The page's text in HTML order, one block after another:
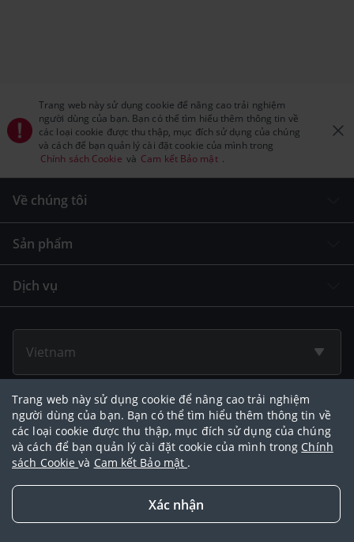
Trang web này sử dụng cookie để nâng cao trải nghiệm
người dùng của bạn. Bạn có thể tìm hiểu thêm thông tin về
các loại cookie được thu thập, mục đích sử dụng của chúng
và cách để bạn quản lý cài đặt cookie của mình trong
Chính sách Cookie và Cam kết Bảo mật .
Về chúng tôi
Sản phẩm
Dịch vụ
Vietnam
Liên hệ AIA
028 3812 2777
Trụ sở chính (không có Trung tâm dịch vụ Khách hàng):
Tòa nhà Saigon Centre Tháp 2, 67 Lê Lợi,
Phường Sài Gòn, Thành phố Hồ Chí Minh
Trang web này sử dụng cookie để nâng cao trải nghiệm
người dùng của bạn. Bạn có thể tìm hiểu thêm thông tin về
các loại cookie được thu thập, mục đích sử dụng của chúng
và cách để bạn quản lý cài đặt cookie của mình trong Chính
sách Cookievà Cam kết Bảo mật .
Xác nhận